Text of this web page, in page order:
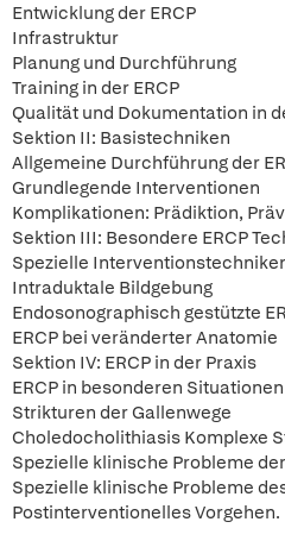
Entwicklung der ERCP
Infrastruktur
Planung und Durchführung
Training in der ERCP
Qualität und Dokumentation in
Sektion II: Basistechniken
Allgemeine Durchführung der
Grundlegende Interventionen
Komplikationen: Prädiktion,
Sektion III: Besondere ERCP
Spezielle
Intraduktale Bildgebung
Endosonographisch gestützte
ERCP bei veränderter Anatomie
Sektion IV: ERCP in der Praxis
ERCP in besonderen Situationen
Strikturen der Gallenwege
Choledocholithiasis Komplexe
Spezielle klinische Probleme
Spezielle klinische Probleme
Postinterventionelles Vorgehen.